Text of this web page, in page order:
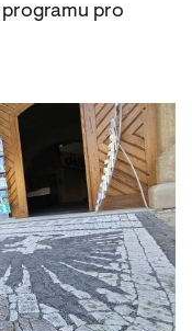
pro